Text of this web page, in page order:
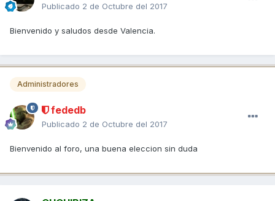
Publicado 2 de Octubre del 2017
Bienvenido y saludos desde Valencia.
Administradores
fededb
Publicado 2 de Octubre del 2017
Bienvenido al foro, una buena eleccion sin duda